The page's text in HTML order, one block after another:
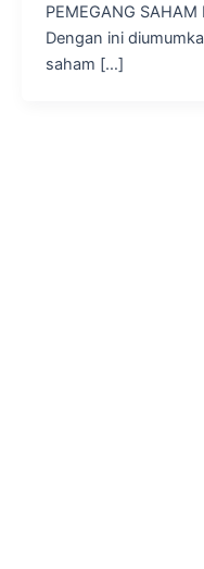
PEMEGANG SAHAM
Dengan ini
saham […]